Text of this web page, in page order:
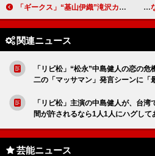
「ギークス」“基山伊織”滝沢カレンの複雑な家庭環境が話題に 「家族が全員ヤバい」「父親はとんだろくでなし」
関連ニュース
「リビ松」“松永”中島健人の恋の
二の「マッサマン」発言シーンに「
「リビ松」主演の中島健人が、台
間が許されるなら1人1人にハグして
芸能ニュース